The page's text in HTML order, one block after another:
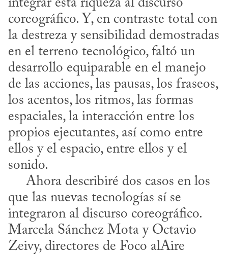
integrar esta riqueza al discurso
coreográfico. Y, en contraste total con
la destreza y sensibilidad demostradas
en el terreno tecnológico, faltó un
desarrollo equiparable en el manejo
de las acciones, las pausas, los fraseos,
los acentos, los ritmos, las formas
espaciales, la interacción entre los
propios ejecutantes, así como entre
ellos y el espacio, entre ellos y el
sonido.
que las nuevas tecnologías sí se
integraron al discurso coreográfico.
Marcela Sánchez Mota y Octavio
Zeivy, directores de Foco alAire